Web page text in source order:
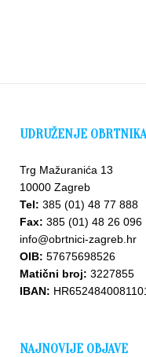
UDRUŽENJE
Trg Mažuranića 13
10000 Zagreb
Tel: 385 (01) 48 77 888
Fax: 385 (01) 48 26 096
info@obrtnici-zagreb.hr
OIB: 57675698526
Matični broj: 3227855
IBAN:
NAJNOVIJE OBJAVE